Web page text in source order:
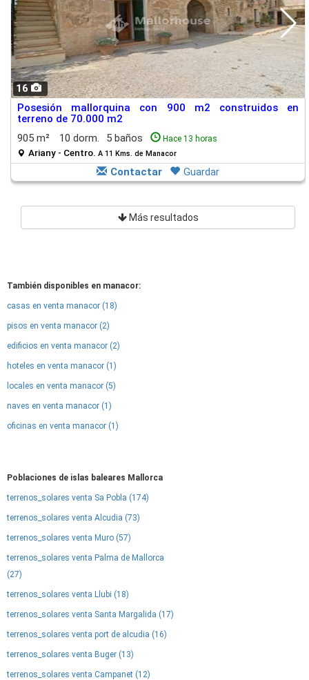
16
Posesión mallorquina con 900 m2 construidos en
terreno de 70.000 m2
905 m²
10 dorm. 5 baños Hace 13 horas
Ariany - Centro. A 11 Kms. de Manacor
Contactar Guardar
Más resultados
También disponibles en manacor:
casas en venta manacor (18)
pisos en venta manacor (2)
edificios en venta manacor (2)
hoteles en venta manacor (1)
locales en venta manacor (5)
naves en venta manacor (1)
oficinas en venta manacor (1)
Poblaciones de islas baleares Mallorca
terrenos_solares venta Sa Pobla (174)
terrenos_solares venta Alcudia (73)
terrenos_solares venta Muro (57)
terrenos_solares venta Palma de Mallorca
(27)
terrenos_solares venta Llubi (18)
terrenos_solares venta Santa Margalida (17)
terrenos_solares venta port de alcudia (16)
terrenos_solares venta Buger (13)
terrenos_solares venta Campanet (12)